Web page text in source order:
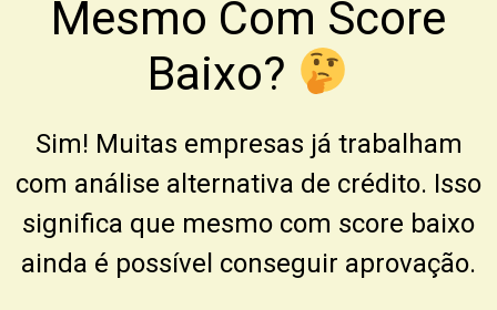
Mesmo Com Score
Baixo?
Sim! Muitas empresas já trabalham
com análise alternativa de crédito. Isso
significa que mesmo com score baixo
ainda é possível conseguir aprovação.